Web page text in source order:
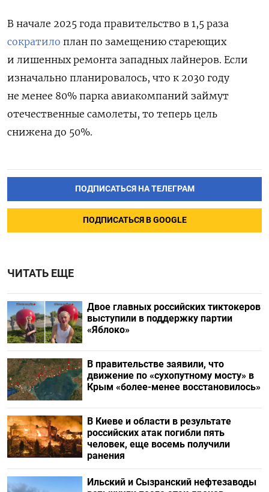
В начале 2025 года правительство в 1,5 раза
сократило план по замещению стареющих
и лишенных ремонта западных лайнеров. Если
изначально планировалось, что к 2030 году
не менее 80% парка авиакомпаний займут
отечественные самолеты, то теперь цель
снижена до 50%.
ПОДПИСАТЬСЯ НА ТЕЛЕГРАМ
ПОДПИСАТЬСЯ В GOOGLE
ЧИТАТЬ ЕЩЕ
Двое главных российских тиктокеров
выступили в поддержку партии
«Яблоко»
В правительстве заявили, что
движение по «сухопутному мосту» в
Крым «более-менее восстановилось»
В Киеве и области в результате
российских атак погибли пять
человек, еще восемь получили
ранения
Ильский и Сызранский нефтезаводы